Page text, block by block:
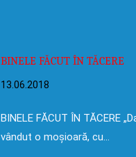
BINELE FĂCUT ÎN TĂCERE
13.06.2018
BINELE FĂCUT ÎN TĂCERE
vândut o moșioară, cu…